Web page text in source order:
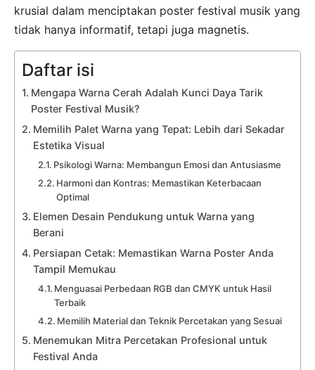
krusial dalam menciptakan poster festival musik yang
tidak hanya informatif, tetapi juga magnetis.
Daftar isi
Mengapa Warna Cerah Adalah Kunci Daya Tarik
Poster Festival Musik?
Memilih Palet Warna yang Tepat: Lebih dari Sekadar
Estetika Visual
Psikologi Warna: Membangun Emosi dan Antusiasme
Harmoni dan Kontras: Memastikan Keterbacaan
Optimal
Elemen Desain Pendukung untuk Warna yang
Berani
Persiapan Cetak: Memastikan Warna Poster Anda
Tampil Memukau
Menguasai Perbedaan RGB dan CMYK untuk Hasil
Terbaik
Memilih Material dan Teknik Percetakan yang Sesuai
Menemukan Mitra Percetakan Profesional untuk
Festival Anda